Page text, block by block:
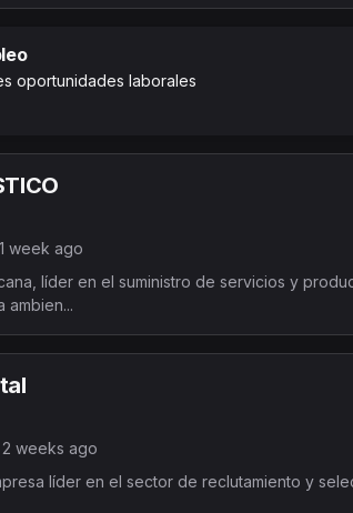
oportunidades laborales
1 week ago
líder en el suministro de servicios y
ambien...
2 weeks ago
líder en el sector de reclutamiento y